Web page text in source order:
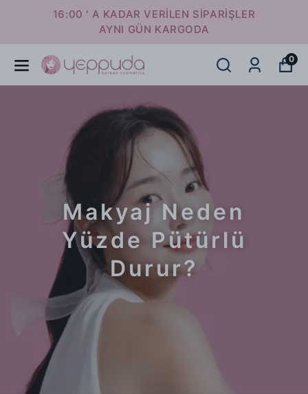
16:00 ' A KADAR VERİLEN SİPARİŞLER
AYNI GÜN KARGODA
0
Makyaj Neden
Yüzde Pütürlü
Durur?